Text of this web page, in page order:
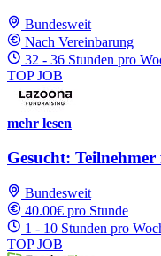
Bundesweit
Nach Vereinbarung
32 - 36 Stunden pro
TOP JOB
mehr lesen
Gesucht:
Bundesweit
40.00€ pro Stunde
1 - 10 Stunden pro
TOP JOB